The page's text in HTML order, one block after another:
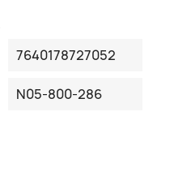
7640178727052
N05-800-286